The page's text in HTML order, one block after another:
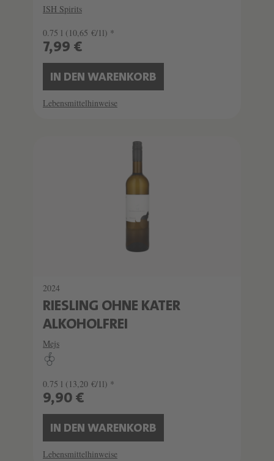
ISH Spirits
0.75 l (10,65 €/1l) *
7,99 €
IN DEN WARENKORB
Lebensmittelhinweise
2024
RIESLING OHNE KATER
ALKOHOLFREI
Mejs
0.75 l (13,20 €/1l) *
9,90 €
IN DEN WARENKORB
Lebensmittelhinweise